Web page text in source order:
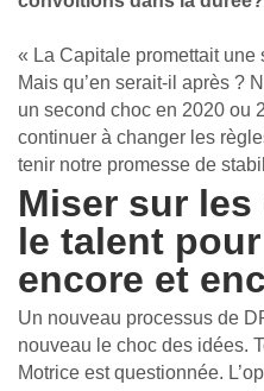
« La Capitale promettait une
Mais qu’en serait-il après ?
un second choc en 2020 ou
continuer à changer les
tenir notre promesse de
Miser sur
le talent
encore et
Un nouveau processus de
nouveau le choc des idées.
Motrice est questionnée.